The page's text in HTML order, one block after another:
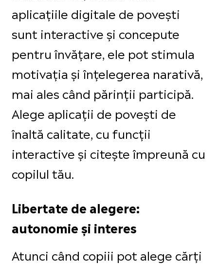
aplicațiile digitale de povești
sunt interactive și concepute
pentru învățare, ele pot stimula
motivația și înțelegerea narativă,
mai ales când părinții participă.
Alege aplicații de povești de
înaltă calitate, cu funcții
interactive și citește împreună cu
copilul tău.
Libertate de alegere:
autonomie și interes
Atunci când copiii pot alege cărți